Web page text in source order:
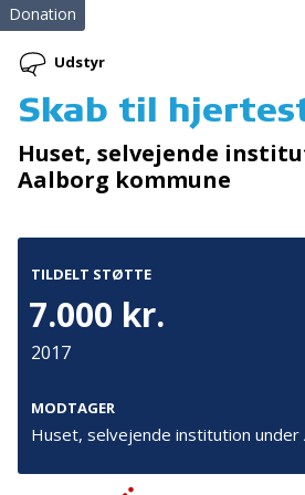
VHF-
Donation
Udstyr
Skab til
Huset, selvejende
Aalborg kommune
TILDELT STØTTE
7.000 kr.
2017
MODTAGER
Huset, selvejende institution under
aktiviteter direkte i din indbakke.